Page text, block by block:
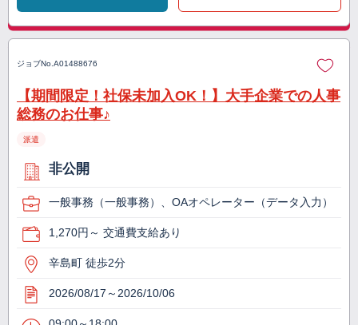
ジョブNo. A01488676
【期間限定！社保未加入OK！】大手企業での人事
総務のお仕事♪
派遣
非公開
一般事務（一般事務）、OAオペレーター（データ入力）
1,270円～ 交通費支給あり
辛島町 徒歩2分
2026/08/17～2026/10/06